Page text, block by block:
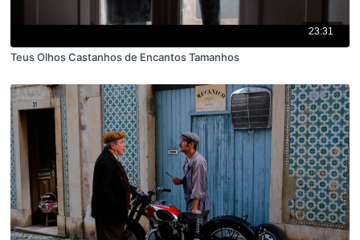
23:31
Teus Olhos Castanhos de Encantos Tamanhos